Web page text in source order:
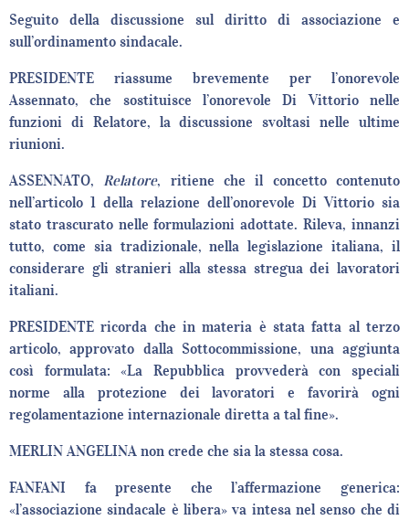
Seguito della discussione sul diritto di associazione e
sull’ordinamento sindacale.
PRESIDENTE riassume brevemente per l’onorevole
Assennato, che sostituisce l’onorevole Di Vittorio nelle
funzioni di Relatore, la discussione svoltasi nelle ultime
riunioni.
ASSENNATO,Relatore, ritiene che il concetto contenuto
nell’articolo 1 della relazione dell’onorevole Di Vittorio sia
stato trascurato nelle formulazioni adottate. Rileva, innanzi
tutto, come sia tradizionale, nella legislazione italiana, il
considerare gli stranieri alla stessa stregua dei lavoratori
italiani.
PRESIDENTE ricorda che in materia è stata fatta al terzo
articolo, approvato dalla Sottocommissione, una aggiunta
così formulata: «La Repubblica provvederà con speciali
norme alla protezione dei lavoratori e favorirà ogni
regolamentazione internazionale diretta a tal fine».
MERLIN ANGELINA non crede che sia la stessa cosa.
FANFANI fa presente che l’affermazione generica:
«l’associazione sindacale è libera» va intesa nel senso che di